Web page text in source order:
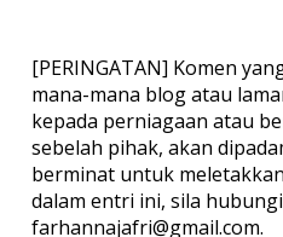
[PERINGATAN] Komen
mana-mana blog atau
kepada perniagaan atau
sebelah pihak, akan
berminat untuk
dalam entri ini, sila
farhannajafri@gmail.com.